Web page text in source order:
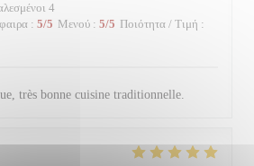
4
: 5/5 Μενού : 5/5 Ποιότητα / Τιμή :
très bonne cuisine traditionnelle.